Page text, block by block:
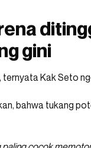
gini
ternyata Kak Seto
bahwa tukang